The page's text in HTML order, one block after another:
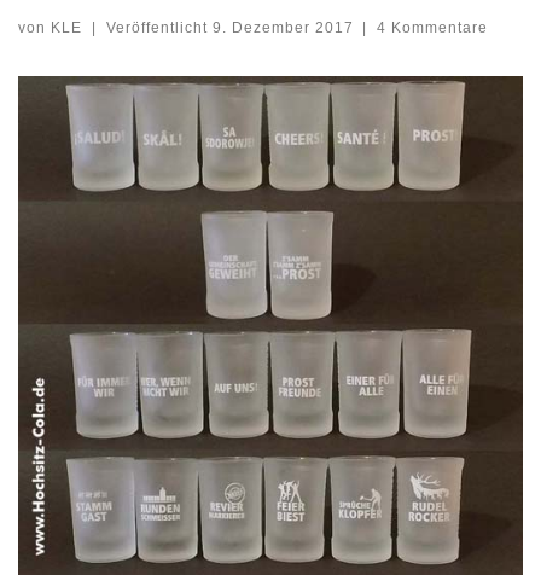
von KLE Veröffentlicht 9. Dezember 2017 4 Kommentare